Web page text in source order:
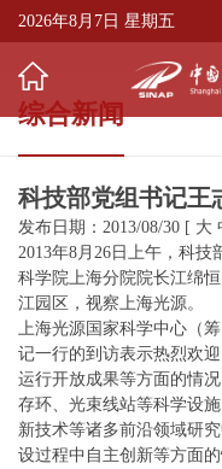
2026年8月7日 星期五
综合新闻
科技部党组书记王
发布日期：2013/08/30 [ 大
2013年8月26日上午，科
科学院上海分院院长江绵
江园区，视察上海光源。
上海光源国家科学中心（
记一行的到访表示热烈欢
运行开放成果等方面的情
存环、光束线站等科学设
新技术等诸多前沿领域研
设过程中自主创新等方面